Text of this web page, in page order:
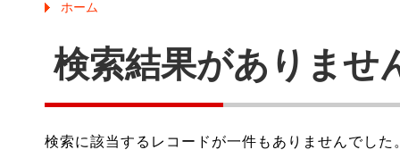
ホーム
検索結果がありませ
検索に該当するレコードが一件もありませんでした